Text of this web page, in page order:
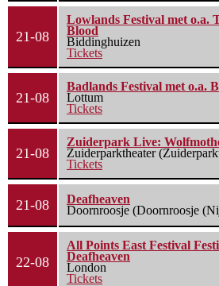
21-08
Lowlands Festival met o.a.
Blood
Biddinghuizen
Tickets
21-08
Badlands Festival met o.a.
Lottum
Tickets
21-08
Zuiderpark Live:
Zuiderparktheater
Tickets
21-08
Deafheaven
Doornroosje (Doornroosje
22-08
All Points East Festival
Deafheaven
London
Tickets